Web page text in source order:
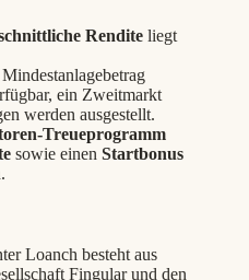
Rendite liegt
ein Zweitmarkt
werden ausgestellt.
Treueprogramm
sowie einen Startbonus
Loanch besteht aus
Fingular und den